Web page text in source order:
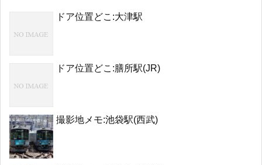
ドア位置どこ:大津駅
ドア位置どこ:膳所駅(JR)
撮影地メモ:池袋駅(西武)